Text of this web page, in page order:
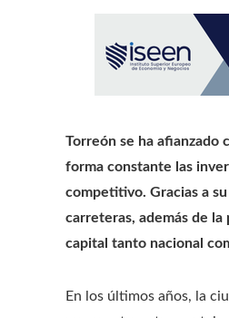
Torreón se ha afianzado
forma constante las
competitivo. Gracias a
carreteras, además de
capital tanto nacional
En los últimos años, la